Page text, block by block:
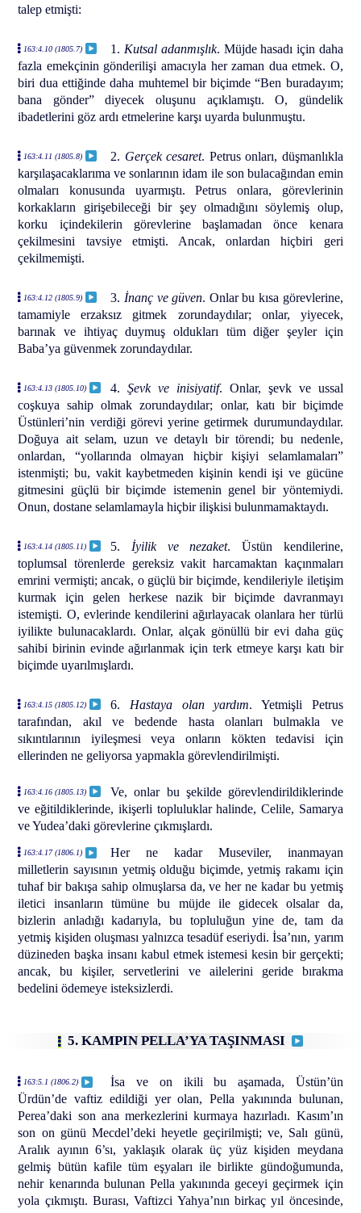
talep etmişti:
163:4.10 (1805.7) 1. Kutsal adanmışlık. Müjde hasadı için daha
fazla emekçinin gönderilişi amacıyla her zaman dua etmek. O,
biri dua ettiğinde daha muhtemel bir biçimde “Ben buradayım;
bana gönder” diyecek oluşunu açıklamıştı. O, gündelik
ibadetlerini göz ardı etmelerine karşı uyarda bulunmuştu.
163:4.11 (1805.8) 2. Gerçek cesaret. Petrus onları, düşmanlıkla
karşılaşacaklarıma ve sonlarının idam ile son bulacağından emin
olmaları konusunda uyarmıştı. Petrus onlara, görevlerinin
korkakların girişebileceği bir şey olmadığını söylemiş olup,
korku içindekilerin görevlerine başlamadan önce kenara
çekilmesini tavsiye etmişti. Ancak, onlardan hiçbiri geri
çekilmemişti.
163:4.12 (1805.9) 3. İnanç ve güven. Onlar bu kısa görevlerine,
tamamiyle erzaksız gitmek zorundaydılar; onlar, yiyecek,
barınak ve ihtiyaç duymuş oldukları tüm diğer şeyler için
Baba’ya güvenmek zorundaydılar.
163:4.13 (1805.10) 4.Şevk ve inisiyatif. Onlar, şevk ve ussal
coşkuya sahip olmak zorundaydılar; onlar, katı bir biçimde
Üstünleri’nin verdiği görevi yerine getirmek durumundaydılar.
Doğuya ait selam, uzun ve detaylı bir törendi; bu nedenle,
onlardan, “yollarında olmayan hiçbir kişiyi selamlamaları”
istenmişti; bu, vakit kaybetmeden kişinin kendi işi ve gücüne
gitmesini güçlü bir biçimde istemenin genel bir yöntemiydi.
Onun, dostane selamlamayla hiçbir ilişkisi bulunmamaktaydı.
163:4.14 (1805.11) 5. İyilik ve nezaket. Üstün kendilerine,
toplumsal törenlerde gereksiz vakit harcamaktan kaçınmaları
emrini vermişti; ancak, o güçlü bir biçimde, kendileriyle iletişim
kurmak için gelen herkese nazik bir biçimde davranmayı
istemişti. O, evlerinde kendilerini ağırlayacak olanlara her türlü
iyilikte bulunacaklardı. Onlar, alçak gönüllü bir evi daha güç
sahibi birinin evinde ağırlanmak için terk etmeye karşı katı bir
biçimde uyarılmışlardı.
163:4.15 (1805.12) 6. Hastaya olan yardım. Yetmişli Petrus
tarafından, akıl ve bedende hasta olanları bulmakla ve
sıkıntılarının iyileşmesi veya onların kökten tedavisi için
ellerinden ne geliyorsa yapmakla görevlendirilmişti.
163:4.16 (1805.13)
Ve, onlar bu şekilde görevlendirildiklerinde
ve eğitildiklerinde, ikişerli topluluklar halinde, Celile, Samarya
ve Yudea’daki görevlerine çıkmışlardı.
163:4.17 (1806.1)
Her ne kadar Museviler, inanmayan
milletlerin sayısının yetmiş olduğu biçimde, yetmiş rakamı için
tuhaf bir bakışa sahip olmuşlarsa da, ve her ne kadar bu yetmiş
iletici insanların tümüne bu müjde ile gidecek olsalar da,
bizlerin anladığı kadarıyla, bu topluluğun yine de, tam da
yetmiş kişiden oluşması yalnızca tesadüf eseriydi. İsa’nın, yarım
düzineden başka insanı kabul etmek istemesi kesin bir gerçekti;
ancak, bu kişiler, servetlerini ve ailelerini geride bırakma
bedelini ödemeye isteksizlerdi.
5. KAMPIN PELLA’YA TAŞINMASI
163:5.1 (1806.2)
İsa ve on ikili bu aşamada, Üstün’ün
Ürdün’de vaftiz edildiği yer olan, Pella yakınında bulunan,
Perea’daki son ana merkezlerini kurmaya hazırladı. Kasım’ın
son on günü Mecdel’deki heyetle geçirilmişti; ve, Salı günü,
Aralık ayının 6’sı, yaklaşık olarak üç yüz kişiden meydana
gelmiş bütün kafile tüm eşyaları ile birlikte gündoğumunda,
nehir kenarında bulunan Pella yakınında geceyi geçirmek için
yola çıkmıştı. Burası, Vaftizci Yahya’nın birkaç yıl öncesinde,